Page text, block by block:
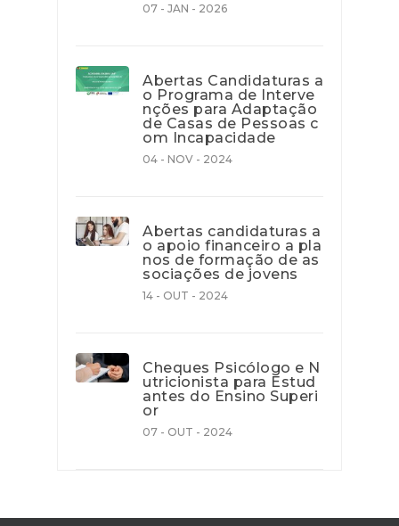
07 - JAN - 2026
Abertas Candidaturas a
o Programa de Interve
nções para Adaptação
de Casas de Pessoas c
om Incapacidade
04 - NOV - 2024
Abertas candidaturas a
o apoio financeiro a pla
nos de formação de as
sociações de jovens
14 - OUT - 2024
Cheques Psicólogo e N
utricionista para Estud
antes do Ensino Superi
or
07 - OUT - 2024